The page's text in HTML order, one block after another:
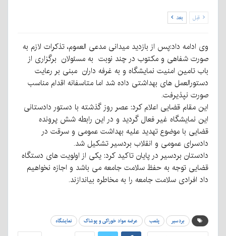
قبل بعد
وی ادامه داد:پس از بازدید میدانی مدعی العموم، تذکرات لازم به
صورت شفاهی و مکتوب در چند نوبت به مسئولان برگزاری از
باب تامین امنیت نمایشگاه و به غرفه داران مبنی بر رعایت
دستورالعمل های بهداشتی داده شد اما متاسفانه اقدام مناسب
صورت نپذیرفت.
این مقام قضایی اعلام کرد: عصر روز گذشته با دستور دادستانی
این نمایشگاه غیر فعال گردید و در این رابطه شش پرونده
قضایی با موضوع تهدید علیه بهداشت عمومی و سرقت در
دادسرای عمومی و انقلاب بردسیر تشکیل شد.
دادستان بردسیر در پایان تاکید کرد: یکی از اولویت های دستگاه
قضایی توجه به حفظ سلامت جامعه می باشد و اجازه نخواهیم
داد افرادی سلامت جامعه را به مخاطره بیاندازند.
بردسیر پلمب عرضه مواد خوراکی و پوشاک نمایشگاه